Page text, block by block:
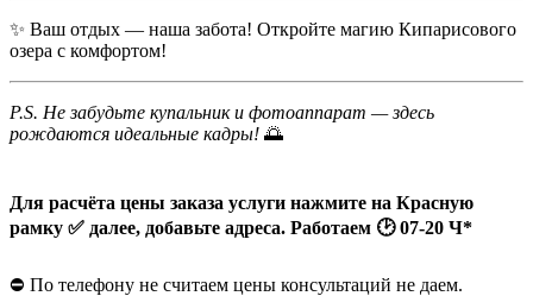
✨ Ваш отдых — наша забота! Откройте магию Кипарисового
озера с комфортом!
P.S. Не забудьте купальник и фотоаппарат — здесь
рождаются идеальные кадры! 🌅
Для расчёта цены заказа услуги нажмите на Красную
рамку ✅ далее, добавьте адреса. Работаем 🕑 07-20 Ч*
⛔️ По телефону не считаем цены консультаций не даем.